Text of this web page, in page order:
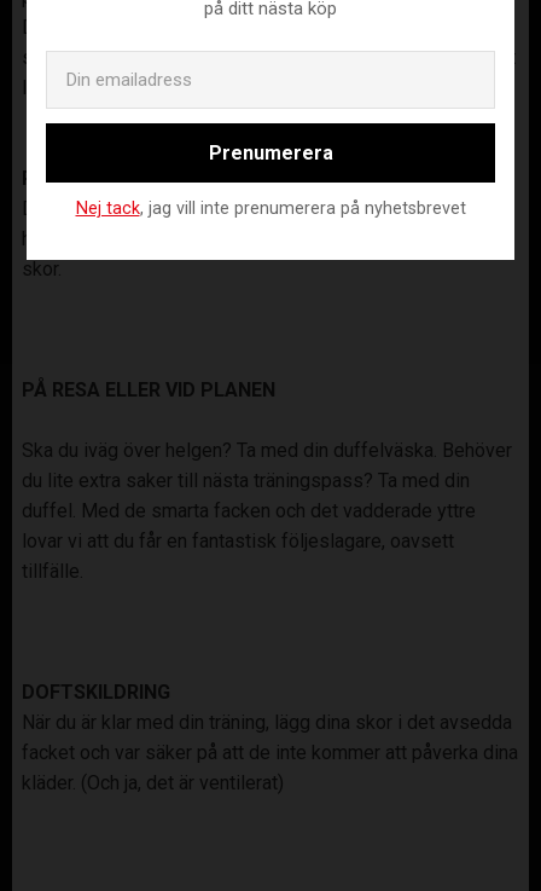
Denna eleganta minimalistiska design har ett skumfyllt
skal så att duffeln behåller sin form oavsett om den är fullt
lastad eller inte.
Praktiska funktioner
Den har ett separat skofack med ventilerande hål för att
hålla dina andra saker rena och borta från ibland luktande
skor.
PÅ RESA ELLER VID PLANEN
Ska du iväg över helgen? Ta med din duffelväska. Behöver
du lite extra saker till nästa träningspass? Ta med din
duffel. Med de smarta facken och det vadderade yttre
lovar vi att du får en fantastisk följeslagare, oavsett
tillfälle.
DOFTSKILDRING
När du är klar med din träning, lägg dina skor i det avsedda
facket och var säker på att de inte kommer att påverka dina
kläder. (Och ja, det är ventilerat)
på ditt nästa köp
Prenumerera
Nej tack, jag vill inte prenumerera på nyhetsbrevet